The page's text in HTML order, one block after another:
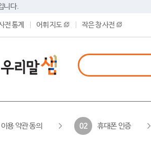
니다.
전 통계 어휘 지도 작은 창 사전
이용 약관 동의 02 휴대폰 인증